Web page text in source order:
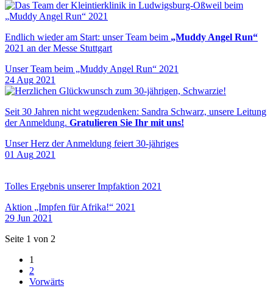
Endlich wieder am Start: unser Team beim „Muddy Angel Run“
2021 an der Messe Stuttgart
Unser Team beim „Muddy Angel Run“ 2021
24 Aug 2021
Seit 30 Jahren nicht wegzudenken: Sandra Schwarz, unsere Leitung
der Anmeldung. Gratulieren Sie Ihr mit uns!
Unser Herz der Anmeldung feiert 30-jähriges
01 Aug 2021
Tolles Ergebnis unserer Impfaktion 2021
Aktion „Impfen für Afrika!“ 2021
29 Jun 2021
Seite 1 von 2
1
2
Vorwärts